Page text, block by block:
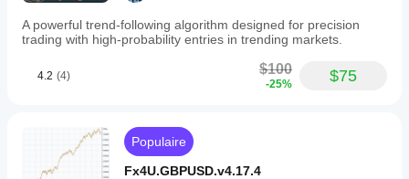
A powerful trend-following algorithm designed for precision
trading with high-probability entries in trending markets.
4.2 (4) $100
-25% $75
Populaire
Fx4U.GBPUSD.v4.17.4